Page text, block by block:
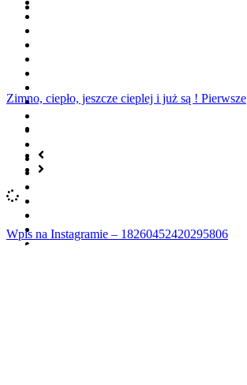
Zimno, ciepło, jeszcze cieplej i już są ! Pierwsze
Wpis na Instagramie – 18260452420295806